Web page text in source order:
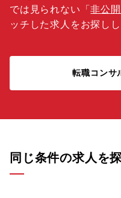
では見られない「非公
ッチした求人をお探しし
転職コンサ
同じ条件の求人を